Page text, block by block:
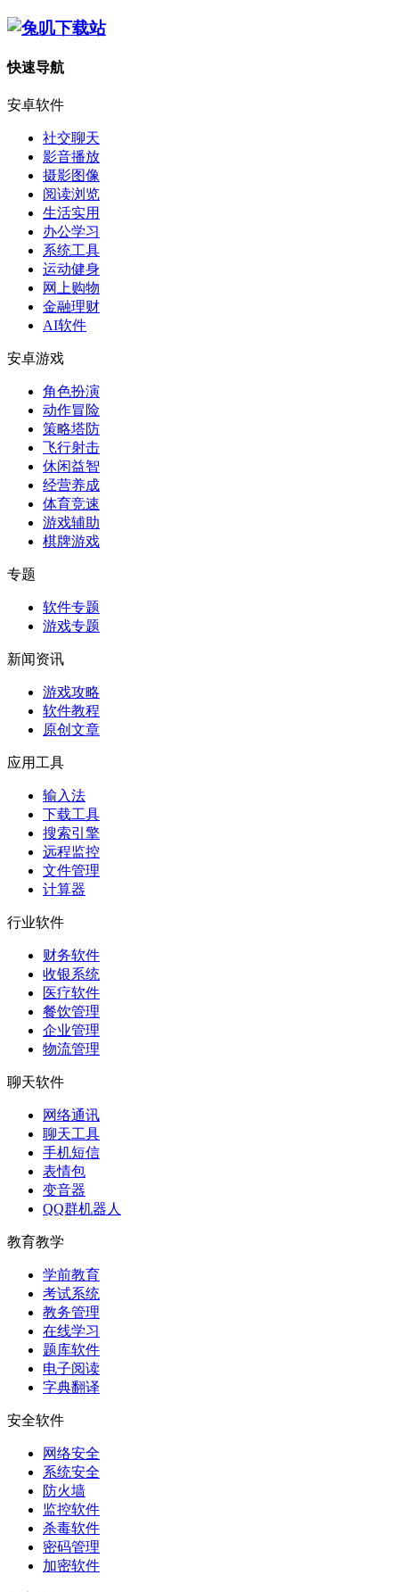
快速导航
安卓软件
社交聊天
影音播放
摄影图像
阅读浏览
生活实用
办公学习
系统工具
运动健身
网上购物
金融理财
AI软件
安卓游戏
角色扮演
动作冒险
策略塔防
飞行射击
休闲益智
经营养成
体育竞速
游戏辅助
棋牌游戏
专题
软件专题
游戏专题
新闻资讯
游戏攻略
软件教程
原创文章
应用工具
输入法
下载工具
搜索引擎
远程监控
文件管理
计算器
行业软件
财务软件
收银系统
医疗软件
餐饮管理
企业管理
物流管理
聊天软件
网络通讯
聊天工具
手机短信
表情包
变音器
QQ群机器人
教育教学
学前教育
考试系统
教务管理
在线学习
题库软件
电子阅读
字典翻译
安全软件
网络安全
系统安全
防火墙
监控软件
杀毒软件
密码管理
加密软件